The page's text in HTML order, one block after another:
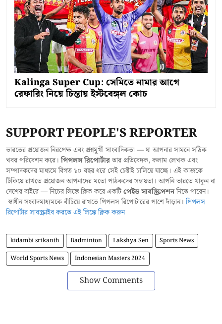
Kalinga Super Cup: সেমিতে নামার আগে
রেফারিং নিয়ে চিন্তায় ইস্টবেঙ্গল কোচ
SUPPORT PEOPLE'S REPORTER
ভারতের প্রয়োজন নিরপেক্ষ এবং প্রশ্নমুখী সাংবাদিকতা — যা আপনার সামনে সঠিক
খবর পরিবেশন করে।পিপলস রিপোর্টারতার প্রতিবেদক, কলাম লেখক এবং
সম্পাদকদের মাধ্যমে বিগত ১০ বছর ধরে সেই চেষ্টাই চালিয়ে যাচ্ছে। এই কাজকে
টিকিয়ে রাখতে প্রয়োজন আপনাদের মতো পাঠকদের সহায়তা। আপনি ভারতে থাকুন বা
দেশের বাইরে — নিচের লিঙ্কে ক্লিক করে একটিপেইড সাবস্ক্রিপশননিতে পারেন।
স্বাধীন সংবাদমাধ্যমকে বাঁচিয়ে রাখতে পিপলস রিপোর্টারের পাশে দাঁড়ান।পিপলস
রিপোর্টার সাবস্ক্রাইব করতে এই লিঙ্কে ক্লিক করুন
kidambi srikanth Badminton Lakshya Sen
Sports News
World Sports News
Indonesian Masters 2024
Show Comments